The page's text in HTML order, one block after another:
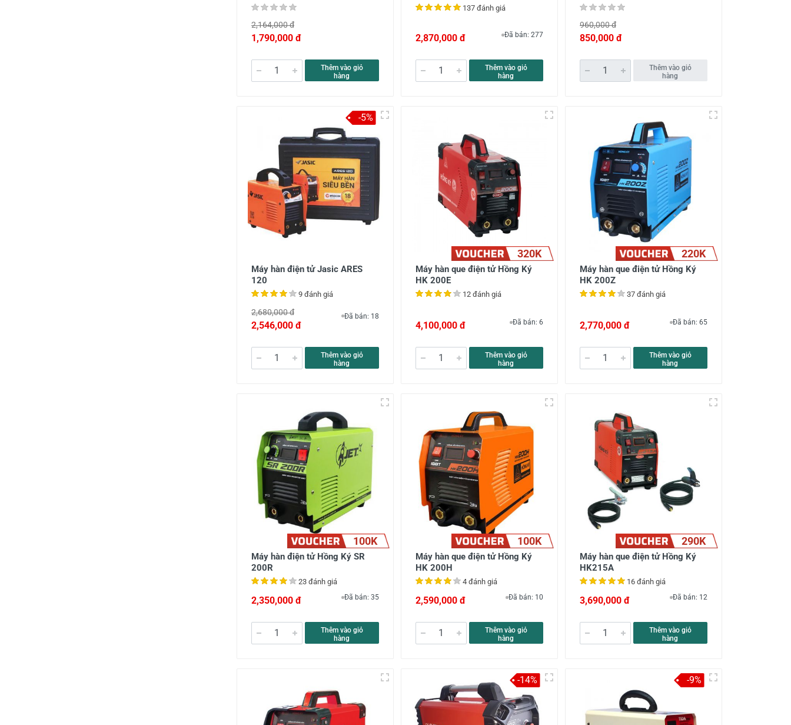
2,164,000 đ
1,790,000 đ
Thêm vào giỏ
hàng
137 đánh giá
2,870,000 đ Đã bán: 277
Thêm vào giỏ
hàng
960,000 đ
850,000 đ
Thêm vào giỏ
hàng
Máy hàn điện tử Jasic ARES
120
9 đánh giá
2,680,000 đ
2,546,000 đ
Đã bán: 18
Thêm vào giỏ
hàng
-5%
320K
Máy hàn que điện tử Hồng Ký
HK 200E
12 đánh giá
4,100,000 đ Đã bán: 6
Thêm vào giỏ
hàng
220K
Máy hàn que điện tử Hồng Ký
HK 200Z
37 đánh giá
2,770,000 đ Đã bán: 65
Thêm vào giỏ
hàng
100K
Máy hàn điện tử Hồng Ký SR
200R
23 đánh giá
2,350,000 đ Đã bán: 35
Thêm vào giỏ
hàng
100K
Máy hàn que điện tử Hồng Ký
HK 200H
4 đánh giá
2,590,000 đ Đã bán: 10
Thêm vào giỏ
hàng
290K
Máy hàn que điện tử Hồng Ký
HK215A
16 đánh giá
3,690,000 đ Đã bán: 12
Thêm vào giỏ
hàng
-14% -9%